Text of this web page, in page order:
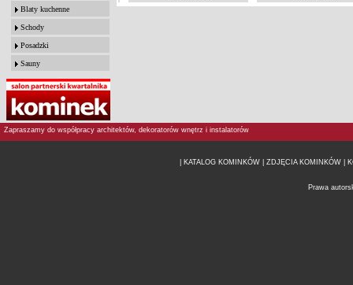
Blaty kuchenne
Schody
Posadzki
Sauny
Zapraszamy do współpracy architektów, dekoratorów wnętrz i instalatorów
| KATALOG KOMINKÓW | ZDJĘCIA KOMINKÓW |
Prawa